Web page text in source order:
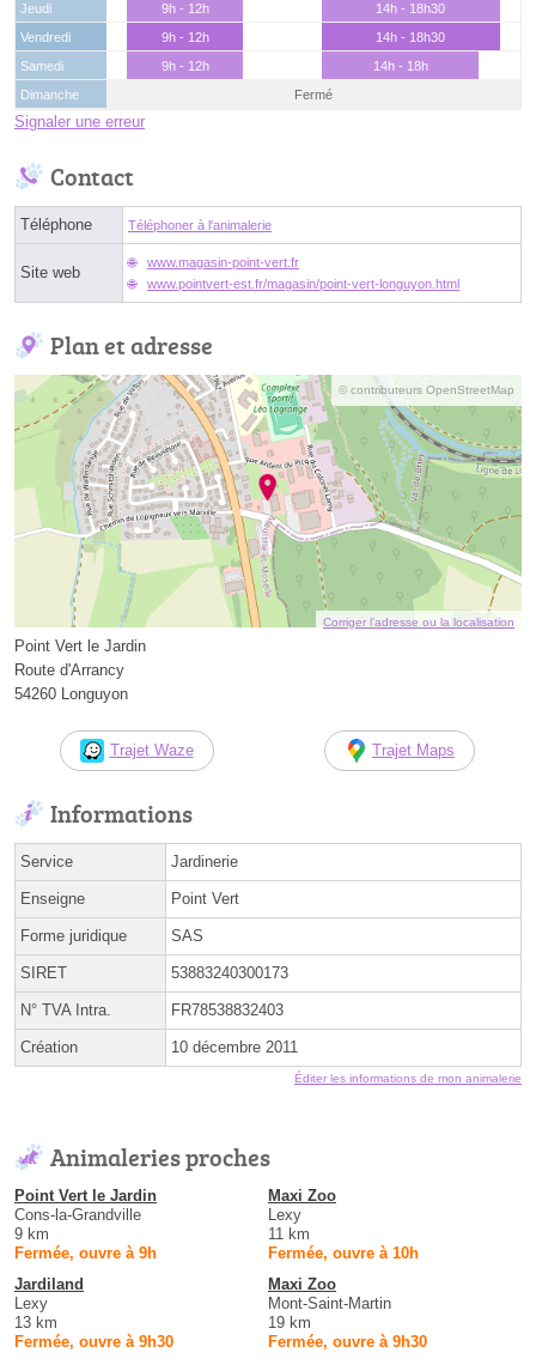
Jeudi
9h - 12h
14h - 18h30
Vendredi
9h - 12h
14h - 18h30
Samedi
9h - 12h
14h - 18h
Dimanche
Fermé
Signaler une erreur
Contact
Téléphone Téléphoner à l'animalerie
Site web
www.magasin-point-vert.fr
www.pointvert-est.fr/magasin/point-vert-longuyon.html
Plan et adresse
© contributeurs OpenStreetMap
Corriger l’adresse ou la localisation
Point Vert le Jardin
Route d'Arrancy
54260 Longuyon
Trajet Waze Trajet Maps
Informations
Service Jardinerie
Enseigne Point Vert
Forme juridique SAS
SIRET 53883240300173
N° TVA Intra. FR78538832403
Création 10 décembre 2011
Éditer les informations de mon animalerie
Animaleries proches
Point Vert le Jardin
Cons-la-Grandville
9 km
Fermée, ouvre à 9h
Maxi Zoo
Lexy
11 km
Fermée, ouvre à 10h
Jardiland
Lexy
13 km
Fermée, ouvre à 9h30
Maxi Zoo
Mont-Saint-Martin
19 km
Fermée, ouvre à 9h30